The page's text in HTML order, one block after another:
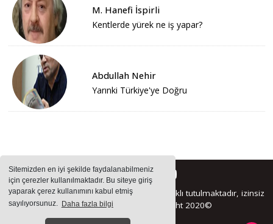
Sitemizden en iyi şekilde faydalanabilmeniz
için çerezler kullanılmaktadır. Bu siteye giriş
yaparak çerez kullanımını kabul etmiş
sayılıyorsunuz. Daha fazla bilgi
M. Hanefi İspirli
Kentlerde yürek ne iş yapar?
Abdullah Nehir
Yarınki Türkiye'ye Doğru
Sitemizde bulunan içeriklerin tüm hakları saklı tutulmaktadır, izinsiz
içerikler kullanılamaz. Copyright 2020©